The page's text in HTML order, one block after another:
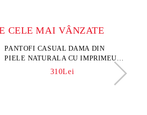
CELE MAI VÂNZATE
PANTOFI CASUAL DAMA DIN
PIELE NATURALA CU IMPRIMEU
FLORAL - MODEL LUNA
310Lei